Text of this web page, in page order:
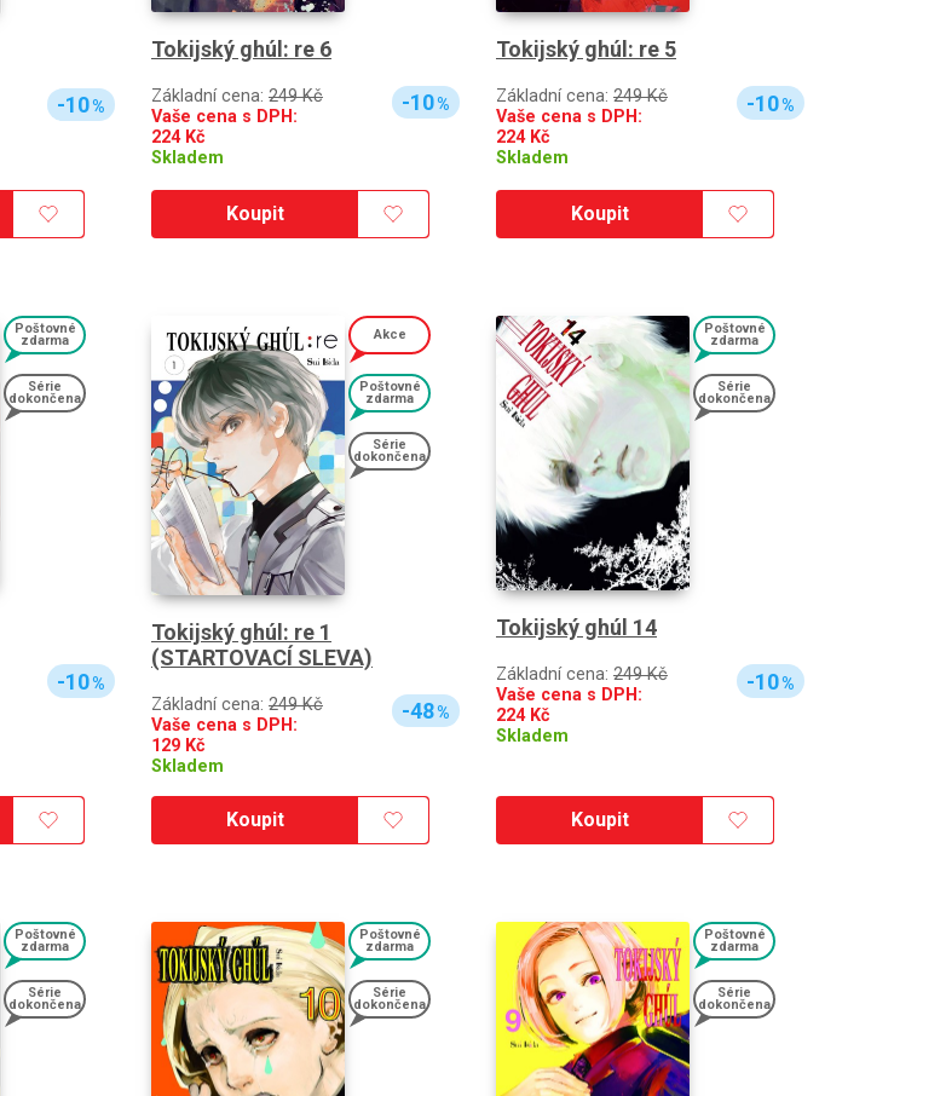
-10%
Tokijský ghúl: re 6
Základní cena: 249 Kč
Vaše cena s DPH:
224Kč
Skladem
-10%
Koupit
Tokijský ghúl: re 5
Základní cena: 249 Kč
Vaše cena s DPH:
224Kč
Skladem
-10%
Koupit
Poštovné
zdarma
Série
dokončena
-10%
Akce
Poštovné
zdarma
Série
dokončena
Tokijský ghúl: re 1
(STARTOVACÍ SLEVA)
Základní cena: 249 Kč
Vaše cena s DPH:
129 Kč
Skladem
-48%
Koupit
Poštovné
zdarma
Série
dokončena
Tokijský ghúl 14
Základní cena: 249 Kč
Vaše cena s DPH:
224Kč
Skladem
-10%
Koupit
Poštovné
zdarma
Série
dokončena
Poštovné
zdarma
Série
dokončena
Poštovné
zdarma
Série
dokončena